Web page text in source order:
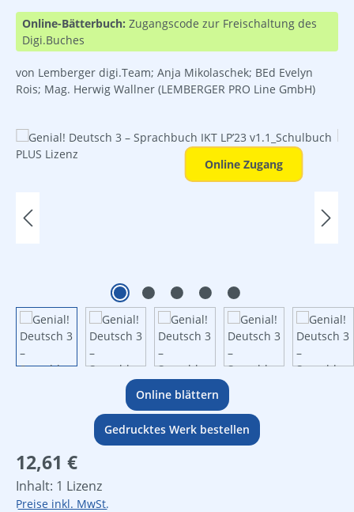
Online-Bätterbuch: Zugangscode zur Freischaltung des
Digi.Buches
von Lemberger digi.Team; Anja Mikolaschek; BEd Evelyn
Rois; Mag. Herwig Wallner (LEMBERGER PRO Line GmbH)
Bildergalerie überspringen
Online Zugang
Online blättern
Gedrucktes Werk bestellen
Regulärer Preis:
12,61 €
Inhalt: 1 Lizenz
Preise inkl. MwSt.